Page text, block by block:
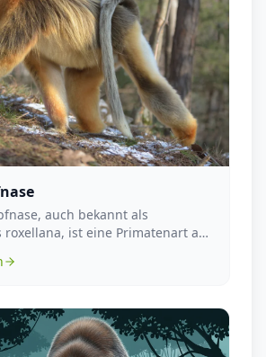
auch bekannt als
ist eine Primatenart aus